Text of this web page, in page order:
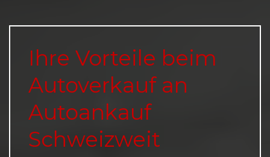
Ihre Vorteile beim
Autoverkauf an
Autoankauf
Schweizweit